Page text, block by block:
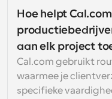
Hoe helpt
aan elk project
Cal.com gebruikt
waarmee je
specifieke